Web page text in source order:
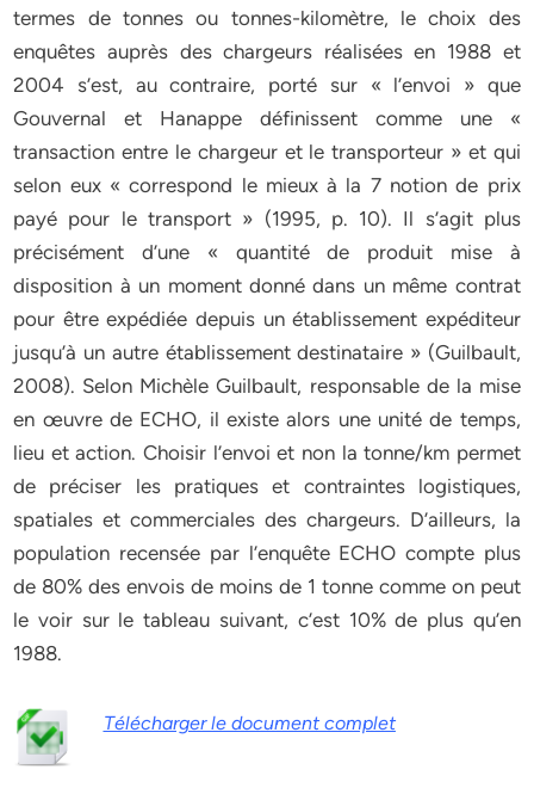
termes de tonnes ou tonnes-kilomètre, le choix des
enquêtes auprès des chargeurs réalisées en 1988 et
2004 s’est, au contraire, porté sur « l’envoi » que
Gouvernal et Hanappe définissent comme une «
transaction entre le chargeur et le transporteur » et qui
selon eux « correspond le mieux à la 7 notion de prix
payé pour le transport » (1995, p. 10). Il s’agit plus
précisément d’une « quantité de produit mise à
disposition à un moment donné dans un même contrat
pour être expédiée depuis un établissement expéditeur
jusqu’à un autre établissement destinataire » (Guilbault,
2008). Selon Michèle Guilbault, responsable de la mise
en œuvre de ECHO, il existe alors une unité de temps,
lieu et action. Choisir l’envoi et non la tonne/km permet
de préciser les pratiques et contraintes logistiques,
spatiales et commerciales des chargeurs. D’ailleurs, la
population recensée par l’enquête ECHO compte plus
de 80% des envois de moins de 1 tonne comme on peut
le voir sur le tableau suivant, c’est 10% de plus qu’en
1988.
Télécharger le document complet